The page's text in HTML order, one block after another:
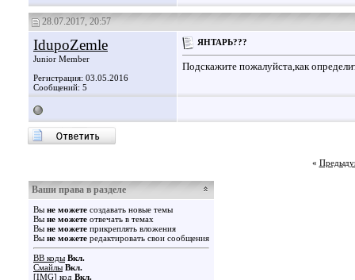
28.07.2017, 20:57
IdupoZemle
Junior Member
Регистрация: 03.05.2016
Сообщений: 5
ЯНТАРЬ???
Подскажите пожалуйста,как
«
Ваши права в разделе
Вы не можете создавать новые темы
Вы не можете отвечать в темах
Вы не можете прикреплять вложения
Вы не можете редактировать свои сообщения
BB коды Вкл.
Смайлы Вкл.
[IMG] код Вкл.